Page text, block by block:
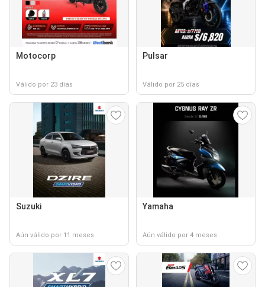
Motocorp
Válido por 23 días
Pulsar
Válido por 25 días
Suzuki
Aún válido por 11 meses
Yamaha
Aún válido por 4 meses